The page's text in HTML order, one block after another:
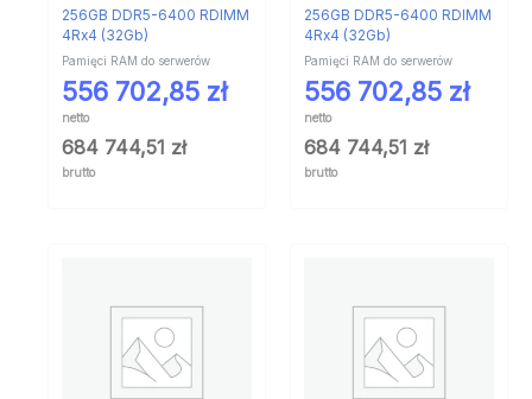
256GB DDR5-6400 RDIMM
4Rx4 (32Gb)
Pamięci RAM do serwerów
556 702,85 zł
netto
684 744,51 zł
brutto
256GB DDR5-6400 RDIMM
4Rx4 (32Gb)
Pamięci RAM do serwerów
556 702,85 zł
netto
684 744,51 zł
brutto